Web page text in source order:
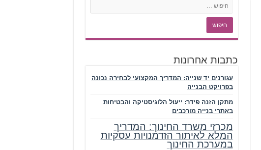
כתבות אחרונות
עגורנים יד שנייה: המדריך המקצועי לבחירה נכונה
בפרויקט הבנייה
מתקן הזנה פידר: ייעול הלוגיסטיקה והבטיחות
באתרי בנייה מורכבים
מכרזי משרד החינוך: המדריך
המלא לאיתור הזדמנויות עסקיות
במערכת החינוך